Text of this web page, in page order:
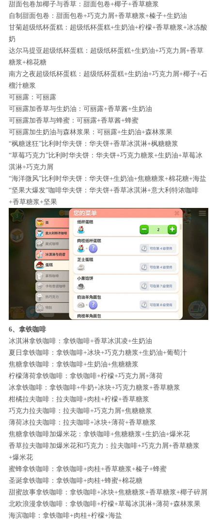
甜面包卷加椰子与香草：甜面包卷+椰子+香草糖浆
自制甜面包卷：甜面包卷+巧克力屑+香草糖浆+榛子+生奶油
甘菊超级纸杯蛋糕：超级纸杯蛋糕+生奶油+柠檬+香草糖浆+冰冻酸
奶
达尔马提亚超级纸杯蛋糕：超级纸杯蛋糕+生奶油+巧克力屑+香草
糖浆+棉花糖
南方之夜超级纸杯蛋糕：超级纸杯蛋糕+生奶油+巧克力屑+椰子+石
榴汁糖浆
可丽露：可丽露
可丽露加香草与生奶油：可丽露+香草酱+生奶油
可丽露加香草与蜂蜜：可丽露+香草酱+蜂蜜
可丽露加生奶油与森林浆果：可丽露+生奶油+森林浆果
“枫糖迷狂”比利时华夫饼：华夫饼+香草冰淇淋+枫糖糖浆
“草莓巧克力”比利时华夫饼：华夫饼+巧克力糖浆+生奶油+草莓冰
淇淋+巧克力屑
“海洋微风”比利时华夫饼：华夫饼+生奶油+焦糖糖浆+棉花糖+海盐
“坚果大爆发”咖啡华夫饼：华夫饼+香草冰淇淋+意大利特浓咖啡
+香草糖浆+坚果
6、拿铁咖啡
冰淇淋拿铁咖啡：拿铁咖啡+香草冰淇凌+生奶油
夏日拿铁咖啡：拿铁咖啡+冰块+巧克力糖浆+生奶油+葡萄汁
焦糖拿铁咖啡：拿铁咖啡+生奶油+焦糖糖浆
柠檬薄荷拿铁咖啡：拿铁咖啡+柠檬+巧克力屑+薄荷
冰拿铁咖啡：拿铁咖啡+牛奶+冰块+巧克力糖浆+香草糖浆
柑橘拉夫咖啡：拉夫咖啡+肉桂+柠檬+香草糖浆
巧克力拉夫咖啡：拉夫咖啡+巧克力屑+焦糖糖浆
薄荷冰拉夫咖啡：拉夫咖啡+冰块+薄荷+香草糖浆
焦糖拿铁咖啡加爆米花：拿铁咖啡+焦糖糖浆+生奶油+爆米花
香草拉夫咖啡加爆米花和巧克力：拉夫咖啡+巧克力屑+香草糖浆
+爆米花
蜜蜂拿铁咖啡：拿铁咖啡+肉桂+香草糖浆+榛子+蜂蜜
圣诞拿铁咖啡：拿铁咖啡+肉桂+蜂蜜+棉花糖
甜蜜故事拿铁咖啡：拿铁咖啡+冰块+焦糖糖浆+香草糖浆+椰子碎屑
北欧浪漫拿铁咖啡：拿铁咖啡+柠檬+草莓冰淇淋+薄荷+森林浆果
海滨咖啡：拿铁咖啡+肉桂+柠檬+海盐